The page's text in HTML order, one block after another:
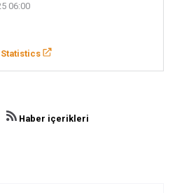
06:00
Haber içerikleri